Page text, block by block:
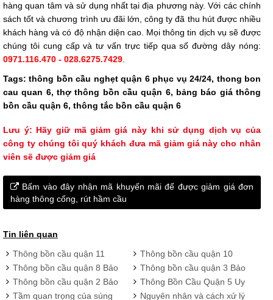
hàng quan tâm và sử dụng nhất tại địa phương này. Với các chính
sách tốt và chương trình ưu đãi lớn, công ty đã thu hút được nhiều
khách hàng và có độ nhận diện cao. Mọi thông tin dịch vụ sẽ được
chúng tôi cung cấp và tư vấn trực tiếp qua số đường dây nóng:
0971.116.470 - 028.6275.7429
Tags: thông bồn cầu nghẹt quận 6 phục vụ 24/24, thong bon
cau quan 6, thợ thông bồn cầu quận 6, bảng báo giá thông
bồn cầu quận 6, thông tắc bồn cầu quận 6
Lưu ý: Hãy giữ mã giảm giá này khi sử dụng dịch vụ của
công ty chúng tôi quý khách đưa mã giảm giá này cho nhân
viên sẽ được giảm giá
Bấm vào đây nhận mã khuyến mãi để được giảm giá đơn
hàng thông cống, rút hầm cầu
Tin liên quan
Thông bồn cầu quận 11
Bảo Phát giá rẻ, quy trình
chuẩn
Thông bồn cầu quận 10
Bảo Phát uy tín chất lượng
giá rẻ
Thông bồn cầu quận 8 Bảo
Phát giá siêu hợp lý
Thông bồn cầu quận 3 Bảo
Phát dịch vụ 24/24, hỗ trợ
nhanh chóng
Thông bồn cầu quận 2 Bảo
Phát siêu rẻ, bảo hành 4
Thông Bồn Cầu Quận 5 Uy
Tín - Giá Rẻ, Ưu đãi hấp
Tầm quan trọng của súng Nguyên nhân và cách xử lý